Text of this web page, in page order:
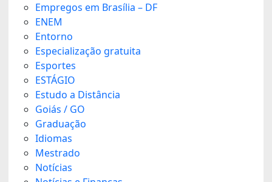
Empregos em Brasília – DF
ENEM
Entorno
Especialização gratuita
Esportes
ESTÁGIO
Estudo a Distância
Goiás / GO
Graduação
Idiomas
Mestrado
Notícias